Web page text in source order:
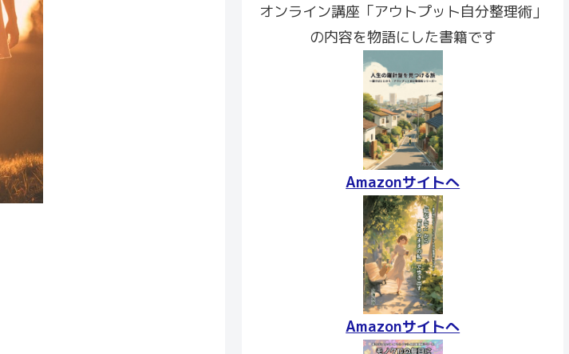
オンライン講座「アウトプット自分整理術」
の内容を物語にした書籍です
Amazonサイトへ
Amazonサイトへ